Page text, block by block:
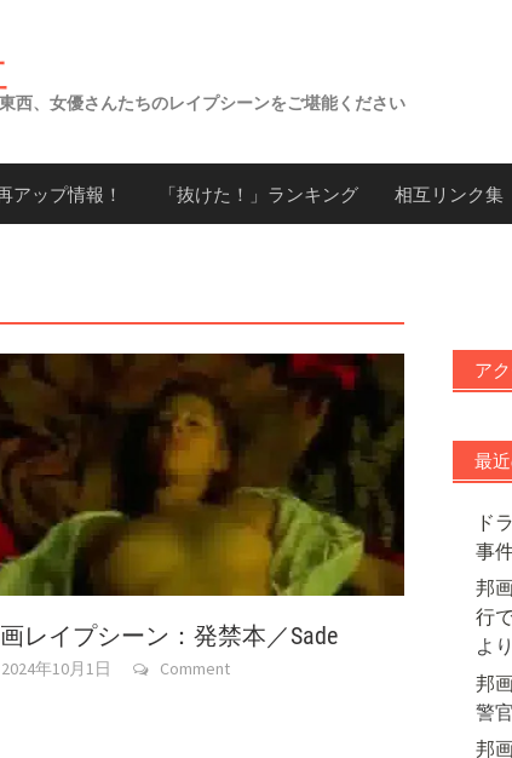
西、女優さんたちのレイプシーンをご堪能ください
アップ情報！ 「抜けた！」ランキング 相互リンク集
レイプシーン：発禁本／Sade
2024年10月1日 Comment
ア
最
ド
事
邦
行
より
邦
警官
邦